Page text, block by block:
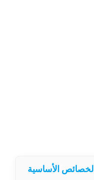
الخصائص الأساسية